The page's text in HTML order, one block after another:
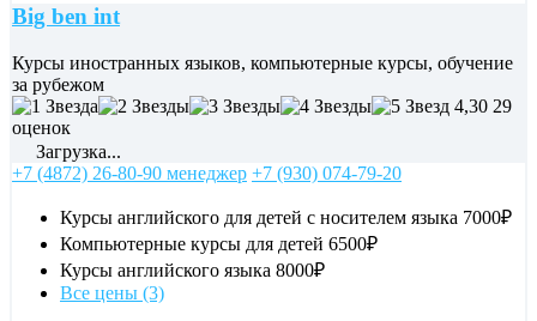
Big ben int
Курсы иностранных языков, компьютерные курсы, обучение
за рубежом
4,30 29
оценок
Загрузка...
+7 (4872) 26-80-90 менеджер +7 (930) 074-79-20
Курсы английского для детей с носителем языка 7000₽
Компьютерные курсы для детей 6500₽
Курсы английского языка 8000₽
Все цены (3)